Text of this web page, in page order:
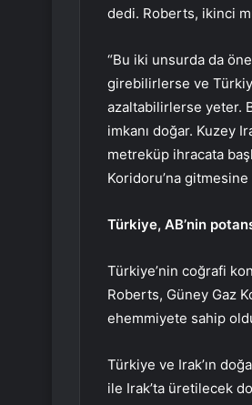
dedi. Roberts, ikinci
“Bu iki unsurda da
girebilirlerse ve
azaltabilirlerse yeter.
imkanı doğar. Kuzey
metreküp ihracata
Koridoru’na
Türkiye, AB’nin
Türkiye’nin coğrafi
Roberts, Güney Gaz
ehemmiyete sahip
Türkiye ve Irak’ın
ile Irak’ta üretilecek